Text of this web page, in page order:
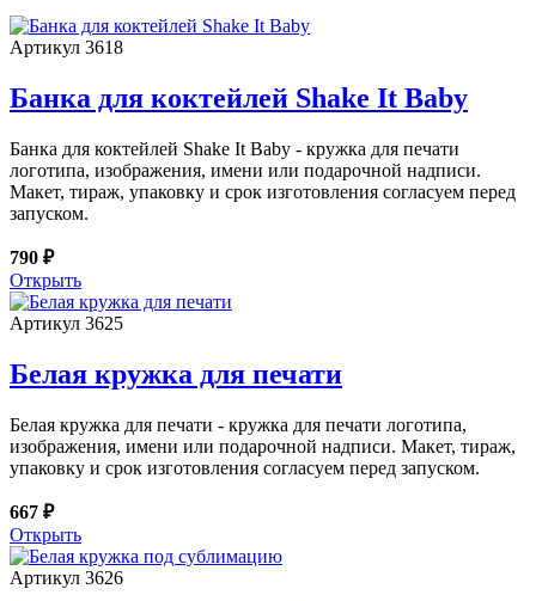
Артикул 3618
Банка для коктейлей Shake It Baby
Банка для коктейлей Shake It Baby - кружка для печати
логотипа, изображения, имени или подарочной надписи.
Макет, тираж, упаковку и срок изготовления согласуем перед
запуском.
790 ₽
Открыть
Артикул 3625
Белая кружка для печати
Белая кружка для печати - кружка для печати логотипа,
изображения, имени или подарочной надписи. Макет, тираж,
упаковку и срок изготовления согласуем перед запуском.
667 ₽
Открыть
Артикул 3626